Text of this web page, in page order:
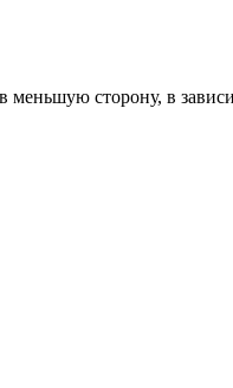
сторону, в